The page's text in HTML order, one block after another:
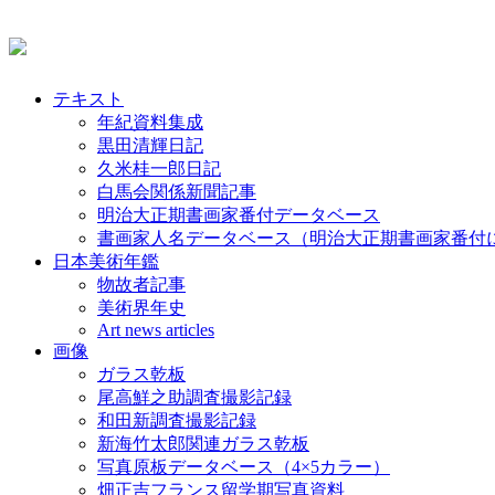
テキスト
年紀資料集成
黒田清輝日記
久米桂一郎日記
白馬会関係新聞記事
明治大正期書画家番付データベース
書画家人名データベース（明治大正期書画家番付
日本美術年鑑
物故者記事
美術界年史
Art news articles
画像
ガラス乾板
尾高鮮之助調査撮影記録
和田新調査撮影記録
新海竹太郎関連ガラス乾板
写真原板データベース（4×5カラー）
畑正吉フランス留学期写真資料